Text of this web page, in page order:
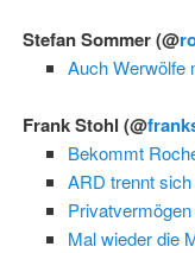
Stefan Sommer(@
Auch Werwölfe
Frank Stohl(@
Bekommt
ARD trennt
Mal wieder die